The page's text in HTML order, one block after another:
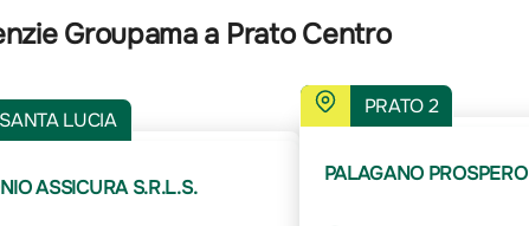
Groupama a Prato Centro
LUCIA
ASSICURA S.R.L.S.
PRATO 2
PALAGANO PROSPERO